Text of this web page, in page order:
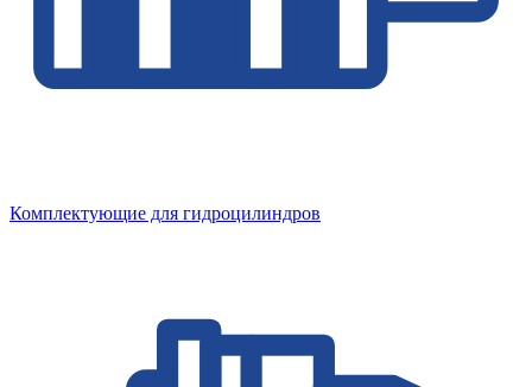
Комплектующие для гидроцилиндров